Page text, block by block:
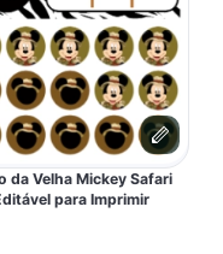
da Velha Mickey Safari
para Imprimir